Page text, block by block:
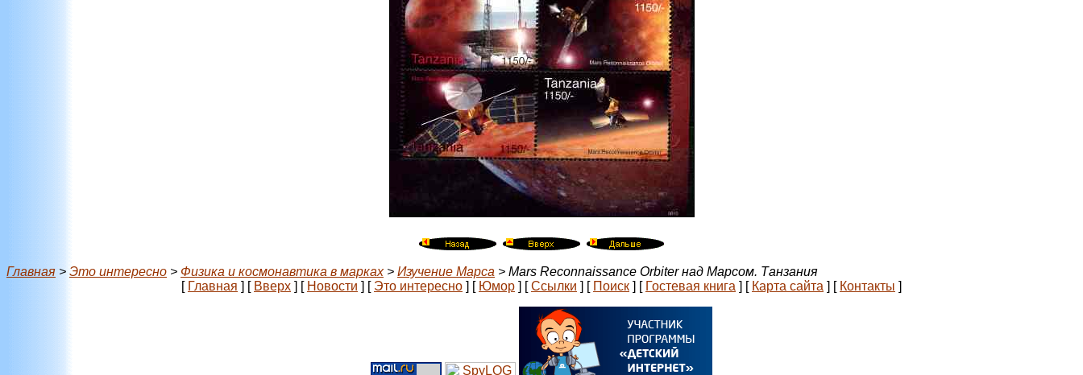
Главная > Это интересно > Физика и космонавтика в марках> Изучение Марса > Mars Reconnaissance Orbiter над Марсом. Танзания
[ Главная ] [ Вверх ] [ Новости ] [ Это интересно ] [ Юмор ] [Ссылки ] [ Поиск ] [ Гостевая книга ] [ Карта сайта ] [ Контакты ]